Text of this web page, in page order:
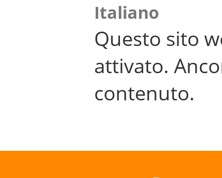
Italiano
Questo sito
attivato.
contenuto.